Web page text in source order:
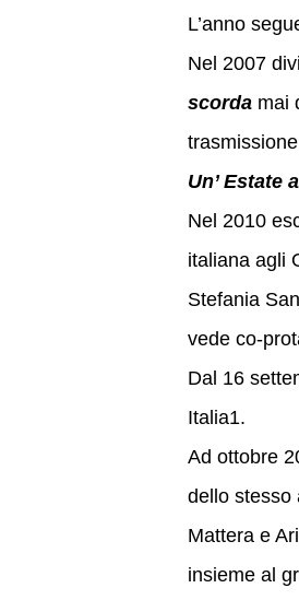
L’anno
Nel 2007
scorda mai
Un’ Estate
Nel 2010
italiana agli
Stefania
vede co-
Dal 16
Italia1.
Ad ottobre
dello stesso
Mattera e
insieme al